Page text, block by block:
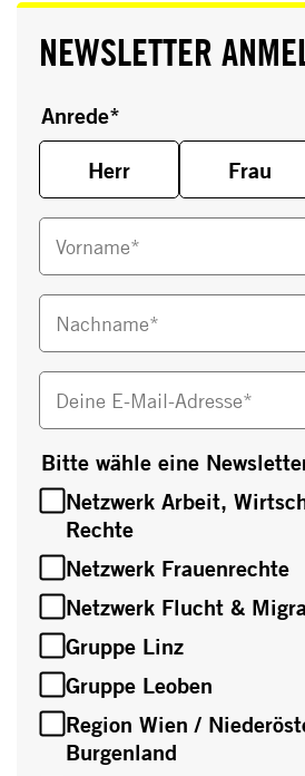
NEWSLETTER
Anrede*
Herr
Frau
Vorname*
Nachname*
Deine E-Mail-Adresse*
Bitte wähle eine
Netzwerk Arbeit,
Rechte
Netzwerk Frauenrechte
Netzwerk Flucht &
Gruppe Linz
Gruppe Leoben
Region Wien /
Burgenland